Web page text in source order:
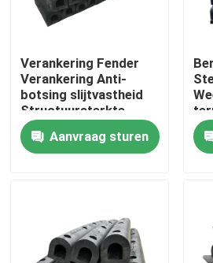
Thuis
Producten
Video's
Fabriekstocht
Verankering Fender
Verankering Anti-
botsing slijtvastheid
Structuursterkte
Aanvraag sturen